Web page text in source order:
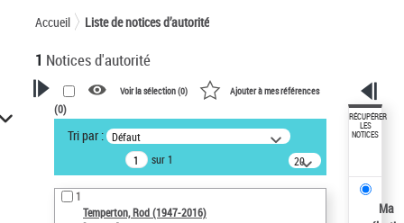
Accueil Liste de notices d’autorité
1 Notices d'autorité
VOTRE RECHERCHE
Recherche avancée dans les
notices d’autorité
Œuvres liées à l'auteur :
Temperton, Rod (1947-2016)
Voir la sélection (0) Ajouter à mes références
(0)
Tri par : Défaut
sur 1
20
résultats/page
1
Temperton, Rod (1947-2016)
RÉCUPÉRER
LES
NOTICES
Ma